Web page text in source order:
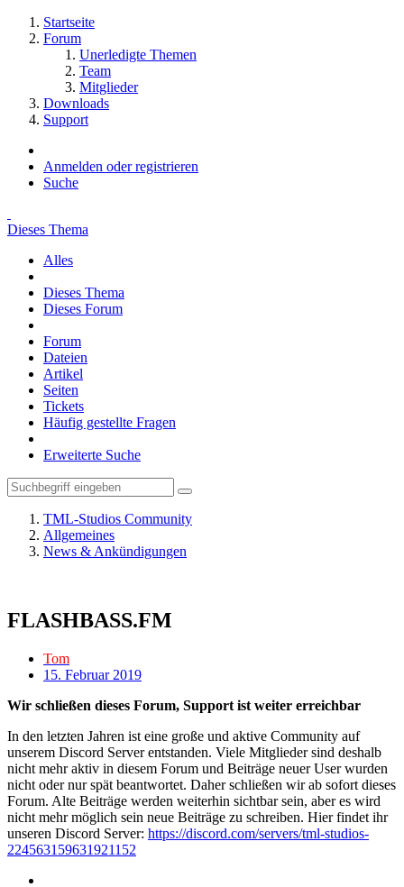
Startseite
Forum
Unerledigte Themen
Team
Mitglieder
Downloads
Support
Anmelden oder registrieren
Suche
Dieses Thema
Alles
Dieses Thema
Dieses Forum
Forum
Dateien
Artikel
Seiten
Tickets
Häufig gestellte Fragen
Erweiterte Suche
TML-Studios Community
Allgemeines
News & Ankündigungen
FLASHBASS.FM
Tom
15. Februar 2019
Wir schließen dieses Forum, Support ist weiter erreichbar
In den letzten Jahren ist eine große und aktive Community auf
unserem Discord Server entstanden. Viele Mitglieder sind deshalb
nicht mehr aktiv in diesem Forum und Beiträge neuer User wurden
nicht oder nur spät beantwortet. Daher schließen wir ab sofort dieses
Forum. Alte Beiträge werden weiterhin sichtbar sein, aber es wird
nicht mehr möglich sein neue Beiträge zu schreiben. Hier findet ihr
unseren Discord Server: https://discord.com/servers/tml-studios-
224563159631921152